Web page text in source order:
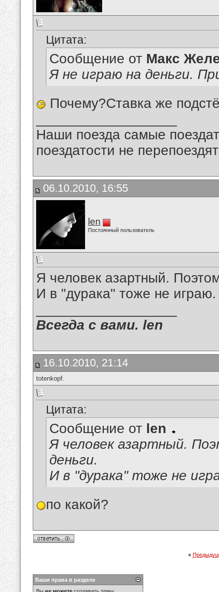
Цитата:
Сообщение от Макс
Я не играю на деньги.
Почему?Ставка же
Наши поезда самые
поездатости не
06.10.2010, 16:55
len
Постоянный пользователь
Я человек азартный.
И в "дурака" тоже не
Всегда с вами. len
16.10.2010, 21:14
totenkopf.
Цитата:
Сообщение от len
Я человек азартный.
деньги.
И в "дурака" тоже не
по какой?
«
Ваши права в разделе